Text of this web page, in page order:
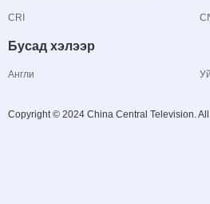
CRI
Бусад хэлээр
Англи
Copyright © 2024 China Central Television.